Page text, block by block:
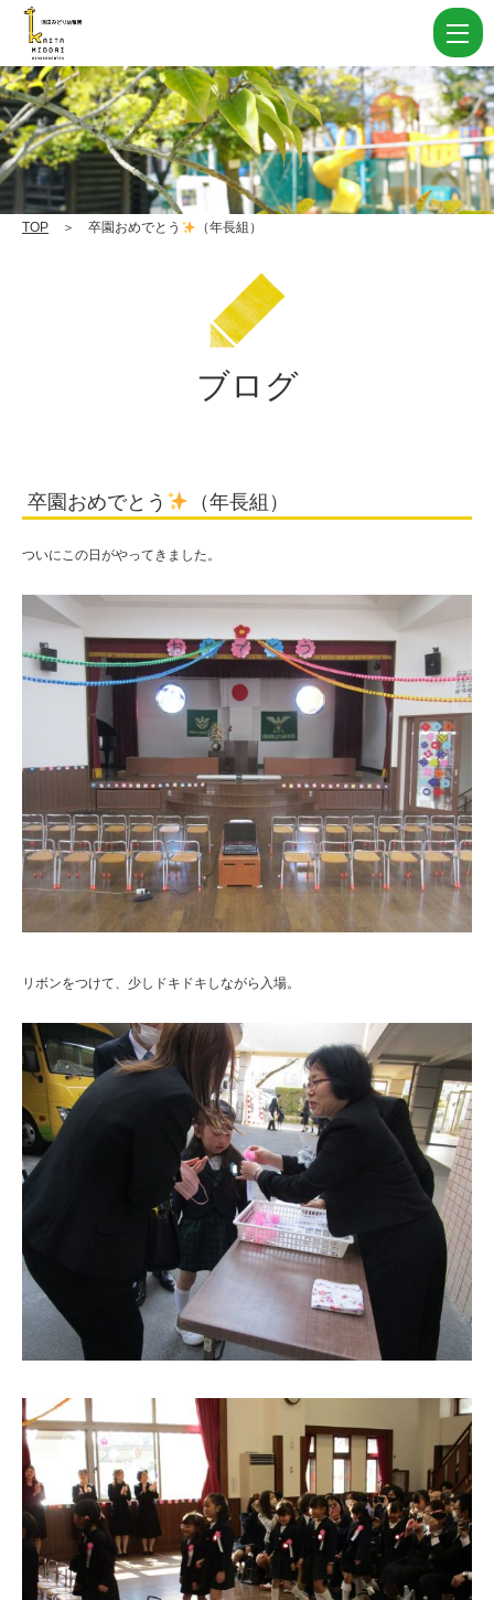
園
お
め
で
と
組）
法
住
田
学
園
TOP ＞ 卒園おめでとう （年長組）
ブログ
卒園おめでとう （年長組）
ついにこの日がやってきました。
リボンをつけて、少しドキドキしながら入場。